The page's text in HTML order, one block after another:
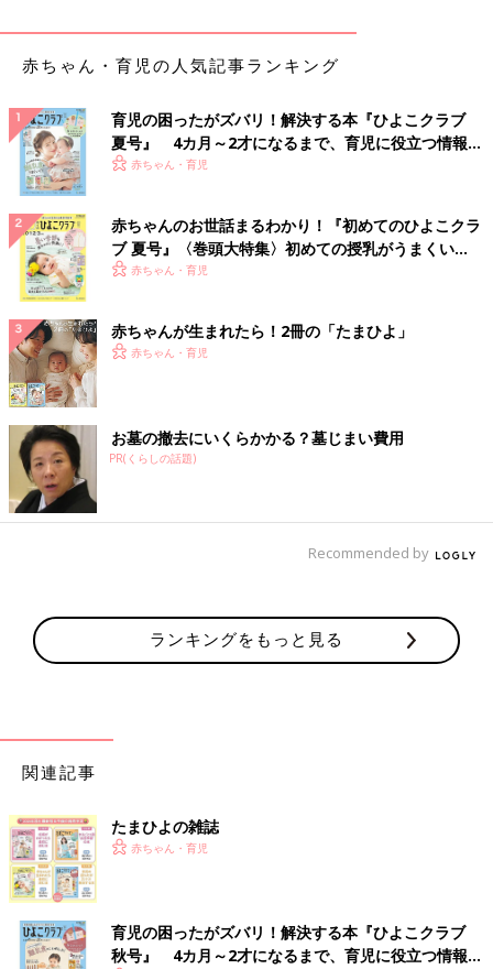
赤ちゃん・育児の人気記事ランキング
育児の困ったがズバリ！解決する本『ひよこクラブ
夏号』 4カ月～2才になるまで、育児に役立つ情報が
いっぱい！
赤ちゃん・育児
赤ちゃんのお世話まるわかり！『初めてのひよこクラ
ブ 夏号』〈巻頭大特集〉初めての授乳がうまくい
く！ おっぱい・ミルクの基本と夏のトラブル 解決テ
赤ちゃん・育児
赤ちゃんが生まれたら！2冊の「たまひよ」
赤ちゃん・育児
お墓の撤去にいくらかかる？墓じまい費用
PR(くらしの話題)
Recommended by
ランキングをもっと見る
関連記事
たまひよの雑誌
赤ちゃん・育児
育児の困ったがズバリ！解決する本『ひよこクラブ
秋号』 4カ月～2才になるまで、育児に役立つ情報が